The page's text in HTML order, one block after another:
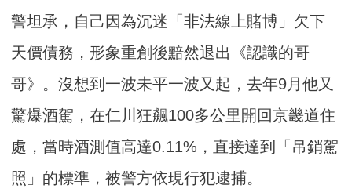
警坦承，自己因為沉迷「非法線上賭博」欠下
天價債務，形象重創後黯然退出《認識的哥
哥》。沒想到一波未平一波又起，去年9月他又
驚爆酒駕，在仁川狂飆100多公里開回京畿道住
處，當時酒測值高達0.11%，直接達到「吊銷駕
照」的標準，被警方依現行犯逮捕。